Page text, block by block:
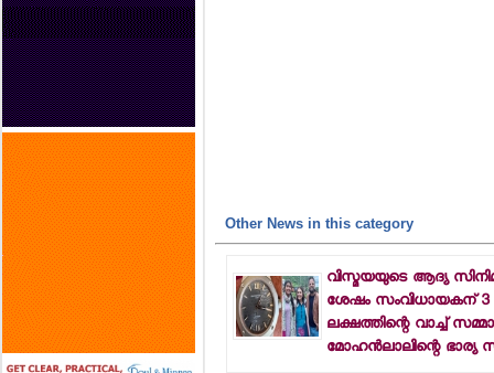
Other News in this category
വിസ്മയയുടെ ആദ്യ
ശേഷം സംവിധായകന് 3
ലക്ഷത്തിന്റെ വാച്ച്
മോഹന്‍ലാലിന്റെ ഭാര്യ